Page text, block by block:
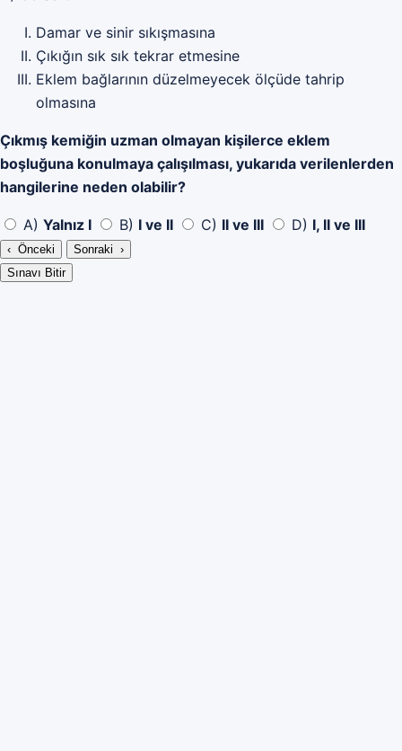
Damar ve sinir sıkışmasına
Çıkığın sık sık tekrar etmesine
Eklem bağlarının düzelmeyecek ölçüde tahrip
olmasına
Çıkmış kemiğin uzman olmayan kişilerce eklem
boşluğuna konulmaya çalışılması, yukarıda verilenlerden
hangilerine neden olabilir?
A) Yalnız I B) I ve II C) II ve III D) I, II ve III
‹ Önceki
Sonraki ›
Sınavı Bitir